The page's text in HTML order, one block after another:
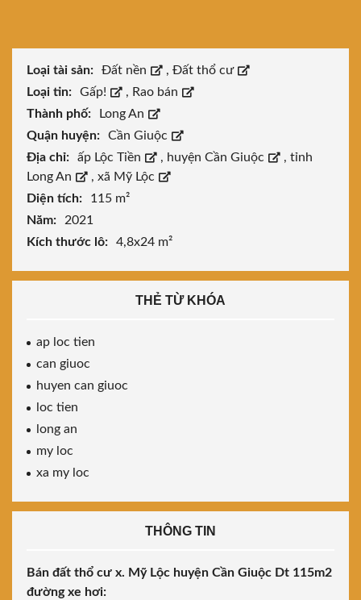
Loại tài sản: Đất nền , Đất thổ cư
Loại tin:
Gấp! , Rao bán
Thành phố:
Long An
Quận huyện:
Cần Giuộc
Địa chỉ:
ấp Lộc Tiền , huyện Cần Giuộc , tỉnh
Long An
, xã Mỹ Lộc
Diện tích:
115 m²
Năm:
2021
Kích thước lô:
4,8x24 m²
THẺ TỪ KHÓA
ap loc tien
can giuoc
huyen can giuoc
loc tien
long an
my loc
xa my loc
THÔNG TIN
Bán đất thổ cư x. Mỹ Lộc huyện Cần Giuộc Dt 115m2
đường xe hơi: